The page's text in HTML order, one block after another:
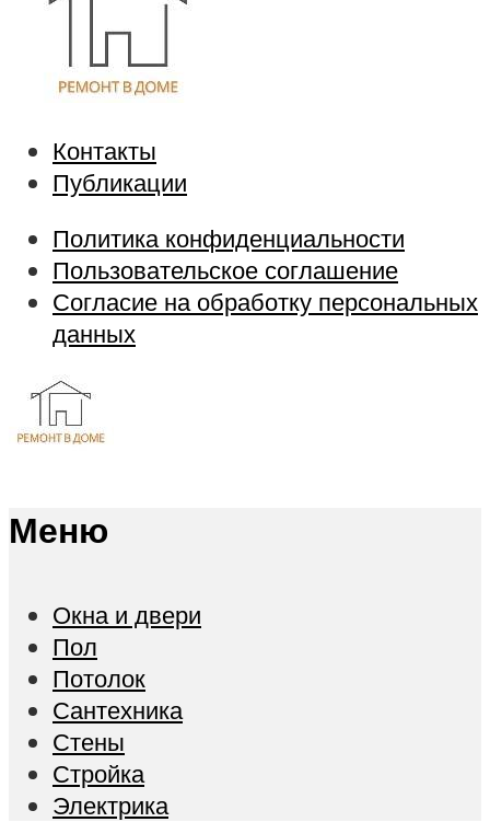
Контакты
Публикации
Политика конфиденциальности
Пользовательское соглашение
Согласие на обработку персональных
данных
Меню
Окна и двери
Пол
Потолок
Сантехника
Стены
Стройка
Электрика